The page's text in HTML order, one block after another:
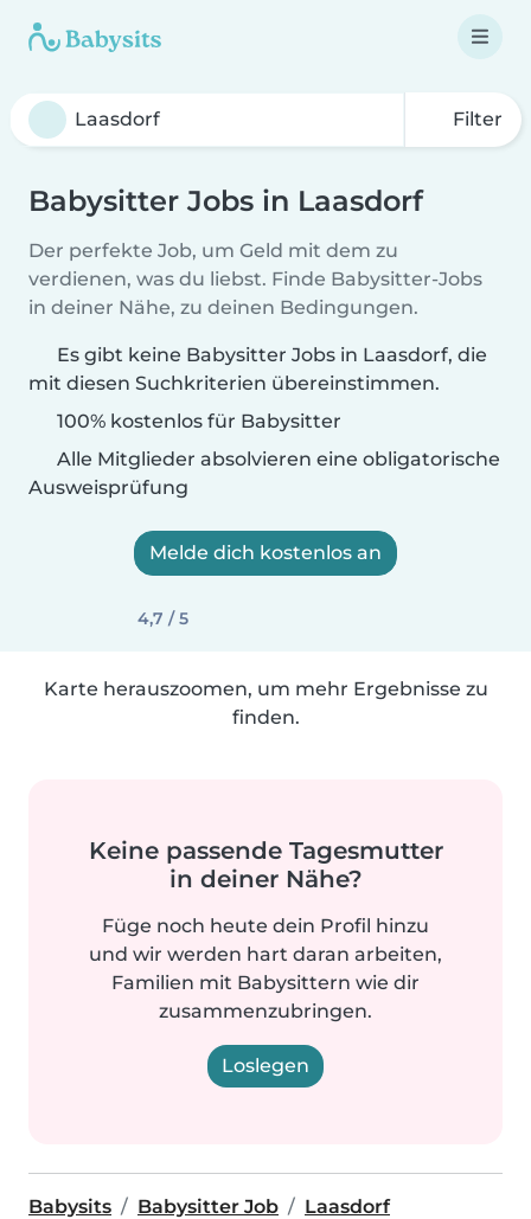
Filter
Babysitter Jobs in Laasdorf
Der perfekte Job, um Geld mit dem zu
verdienen, was du liebst. Finde Babysitter-Jobs
in deiner Nähe, zu deinen Bedingungen.
Es gibt keine Babysitter Jobs in Laasdorf, die
mit diesen Suchkriterien übereinstimmen.
100% kostenlos für Babysitter
Alle Mitglieder absolvieren eine obligatorische
Ausweisprüfung
Melde dich kostenlos an
4,7 / 5
Karte herauszoomen, um mehr Ergebnisse zu
finden.
Keine passende Tagesmutter
in deiner Nähe?
Füge noch heute dein Profil hinzu
und wir werden hart daran arbeiten,
Familien mit Babysittern wie dir
zusammenzubringen.
Loslegen
Babysits Babysitter Job Laasdorf